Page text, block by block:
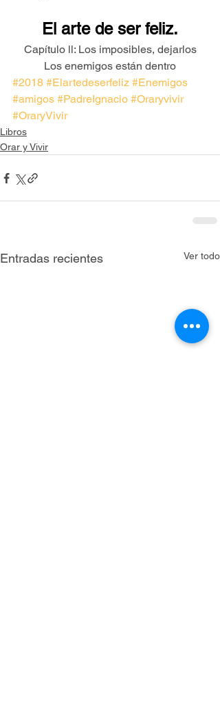
El arte de ser feliz.
Capítulo ll: Los imposibles, dejarlos
Los enemigos están dentro
#2018 #Elartedeserfeliz #Enemigos
#amigos #PadreIgnacio #Oraryvivir
#OraryVivir
Libros
Orar y Vivir
Entradas recientes Ver todo